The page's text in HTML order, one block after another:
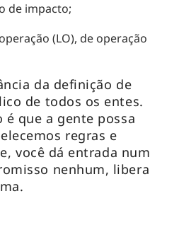
de impacto;
(LO), de operação
da definição de
de todos os entes.
que a gente possa
regras e
você dá entrada num
nenhum, libera